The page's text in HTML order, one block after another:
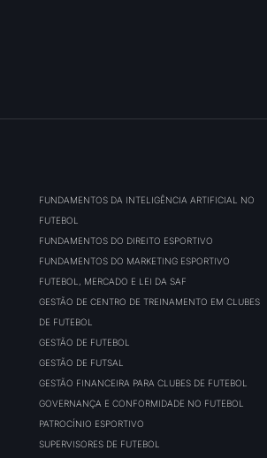
FUNDAMENTOS DA INTELIGÊNCIA ARTIFICIAL NO
FUTEBOL
FUNDAMENTOS DO DIREITO ESPORTIVO
FUNDAMENTOS DO MARKETING ESPORTIVO
FUTEBOL, MERCADO E LEI DA SAF
GESTÃO DE CENTRO DE TREINAMENTO EM CLUBES
DE FUTEBOL
GESTÃO DE FUTEBOL
GESTÃO DE FUTSAL
GESTÃO FINANCEIRA PARA CLUBES DE FUTEBOL
GOVERNANÇA E CONFORMIDADE NO FUTEBOL
PATROCÍNIO ESPORTIVO
SUPERVISORES DE FUTEBOL